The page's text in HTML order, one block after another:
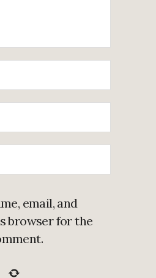
email, and
browser for the